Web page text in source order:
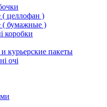
целлофан )
( бумажные )
коробки
курьерские пакеты
очі